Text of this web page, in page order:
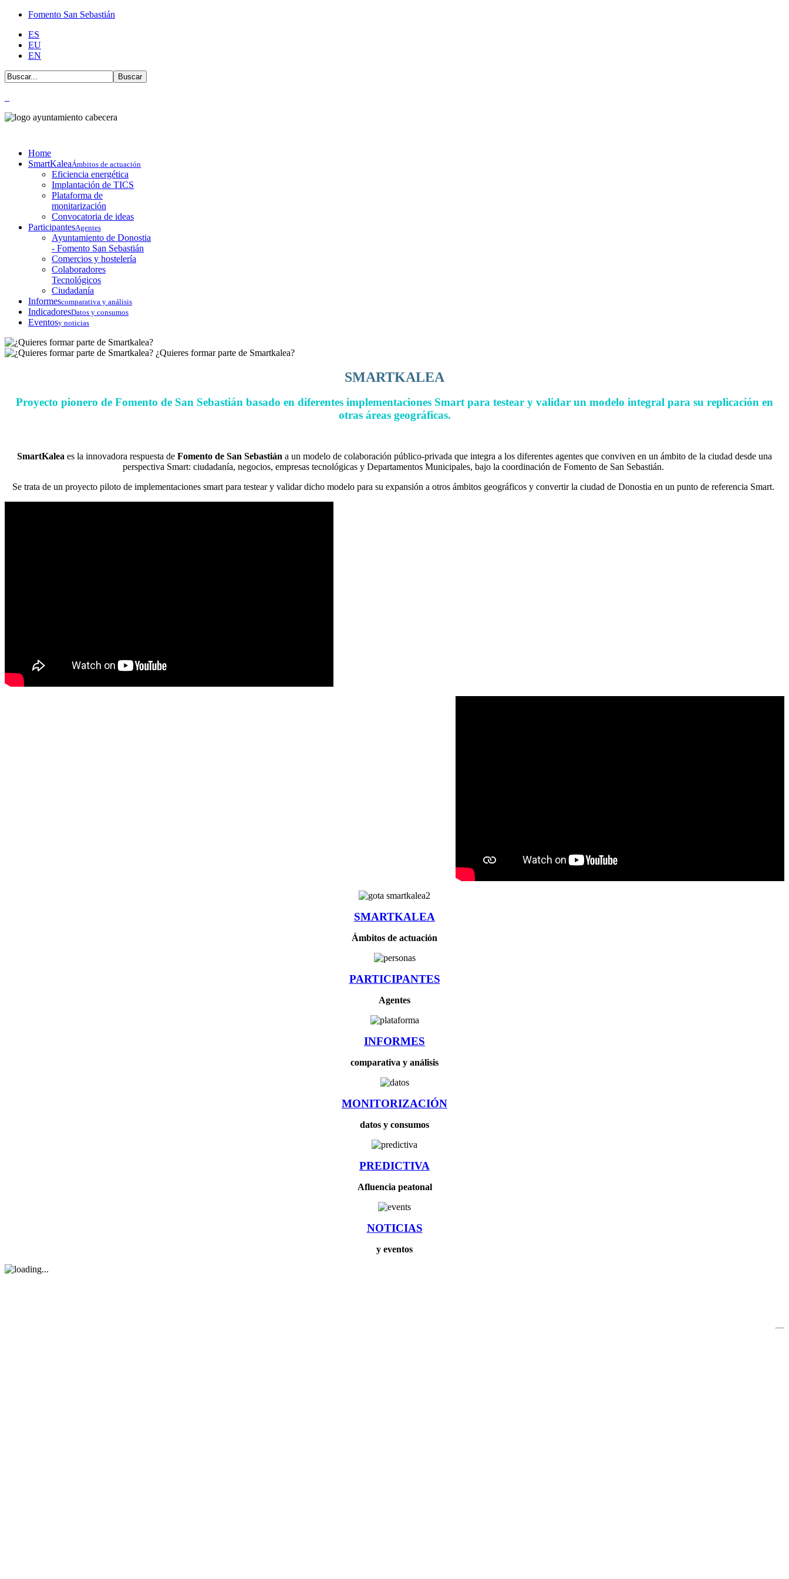
Fomento San Sebastián
ES
EU
EN
Home
SmartKaleaÁmbitos de actuación
Eficiencia energética
Implantación de TICS
Plataforma de
monitarización
Convocatoria de ideas
ParticipantesAgentes
Ayuntamiento de Donostia
- Fomento San Sebastián
Comercios y hostelería
Colaboradores
Tecnológicos
Ciudadanía
Informescomparativa y análisis
IndicadoresDatos y consumos
Eventosy noticias
¿Quieres formar parte de Smartkalea?
SMARTKALEA
Proyecto pionero de Fomento de San Sebastián basado en diferentes implementaciones Smart para testear y validar un modelo integral para su replicación en
otras áreas geográficas.
SmartKalea es la innovadora respuesta de Fomento de San Sebastián a un modelo de colaboración público-privada que integra a los diferentes agentes que conviven en un ámbito de la ciudad desde una
perspectiva Smart: ciudadanía, negocios, empresas tecnológicas y Departamentos Municipales, bajo la coordinación de Fomento de San Sebastián.
Se trata de un proyecto piloto de implementaciones smart para testear y validar dicho modelo para su expansión a otros ámbitos geográficos y convertir la ciudad de Donostia en un punto de referencia Smart.
SMARTKALEA
Ámbitos de actuación
PARTICIPANTES
Agentes
INFORMES
comparativa y análisis
MONITORIZACIÓN
datos y consumos
PREDICTIVA
Afluencia peatonal
NOTICIAS
y eventos